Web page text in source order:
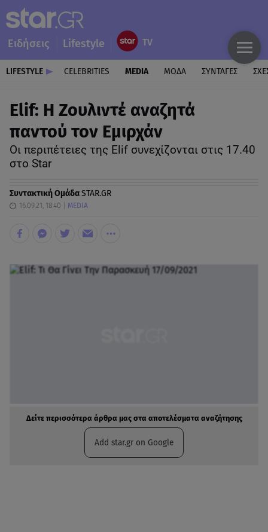
Ειδήσεις Lifestyle
LIFESTYLE CELEBRITIES MEDIA ΜΟΔΑ ΣΥΝΤΑΓΕΣ
Elif: Η Ζουλιντέ αναζητά
παντού τον Εμιρχάν
Οι περιπέτειες της Elif συνεχίζονται στις 17.40
στο Star
Συντακτική ΟμάδαSTAR.GR
16.09.21, 18:40 MEDIA
Δείτε περισσότερα άρθρα μας στα αποτελέσματα αναζήτησης
Add star.gr on Google